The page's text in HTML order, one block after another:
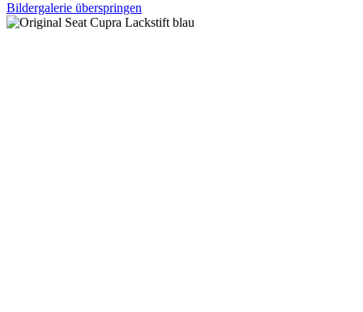
Bildergalerie überspringen